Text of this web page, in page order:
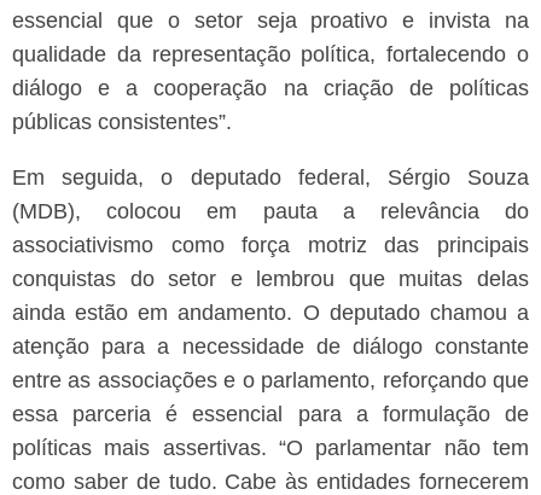
essencial que o setor seja proativo e invista na
qualidade da representação política, fortalecendo o
diálogo e a cooperação na criação de políticas
públicas consistentes”.
Em seguida, o deputado federal, Sérgio Souza
(MDB), colocou em pauta a relevância do
associativismo como força motriz das principais
conquistas do setor e lembrou que muitas delas
ainda estão em andamento. O deputado chamou a
atenção para a necessidade de diálogo constante
entre as associações e o parlamento, reforçando que
essa parceria é essencial para a formulação de
políticas mais assertivas. “O parlamentar não tem
como saber de tudo. Cabe às entidades fornecerem